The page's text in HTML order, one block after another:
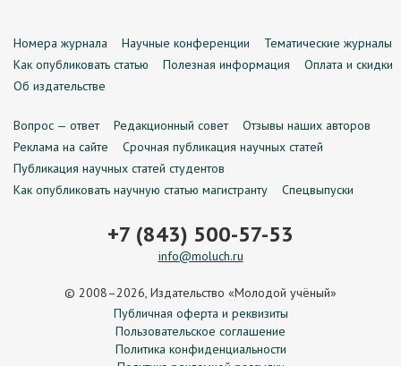
Номера журнала Научные конференции
Тематические журналы
Как опубликовать статью
Полезная информация
Оплата и скидки
Об издательстве
Вопрос — ответ Редакционный совет
Отзывы наших авторов
Реклама на сайте
Срочная публикация научных статей
Публикация научных статей студентов
Как опубликовать научную статью магистранту
Спецвыпуски
+7 (843) 500-57-53
info@moluch.ru
© 2008–2026, Издательство «Молодой учёный»
Публичная оферта и реквизиты
Пользовательское соглашение
Политика конфиденциальности